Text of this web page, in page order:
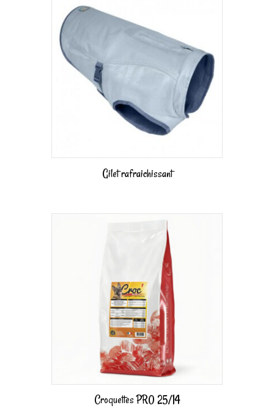
Gilet rafraichissant
Croquettes PRO 25/14